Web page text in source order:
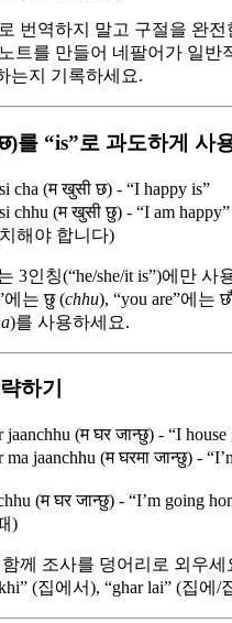
번역하지 말고 구절을 완전
트를 만들어 네팔어가 일반
는지 기록하세요.
를 “is”로 과도하게 사
cha (म खुसी छ) - “I happy is”
chhu (म खुसी छु) - “I am happy”
해야 합니다)
3인칭(“he/she/it is”)에만 사
에는 छु (chhu), “you are”에는
)를 사용하세요.
하기
jaanchhu (म घर जान्छु) - “I house
ma jaanchhu (म घरमा जान्छु) -
(म घर जान्छु) - “I’m going
)
께 조사를 덩어리로 외우세
(집에서), “ghar lai” (집에/